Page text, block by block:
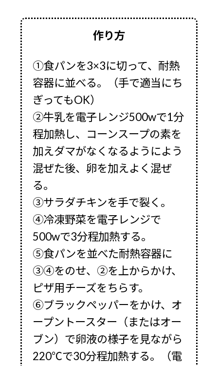
作り方
①食パンを3×3に切って、耐熱
容器に並べる。（手で適当にち
ぎってもOK）
②牛乳を電子レンジ500wで1分
程加熱し、コーンスープの素を
加えダマがなくなるようによう
混ぜた後、卵を加えよく混ぜ
る。
③サラダチキンを手で裂く。
④冷凍野菜を電子レンジで
500wで3分程加熱する。
⑤食パンを並べた耐熱容器に
③④をのせ、②を上からかけ、
ピザ用チーズをちらす。
⑥ブラックペッパーをかけ、オ
ープントースター（またはオー
ブン）で卵液の様子を見ながら
220℃で30分程加熱する。（電